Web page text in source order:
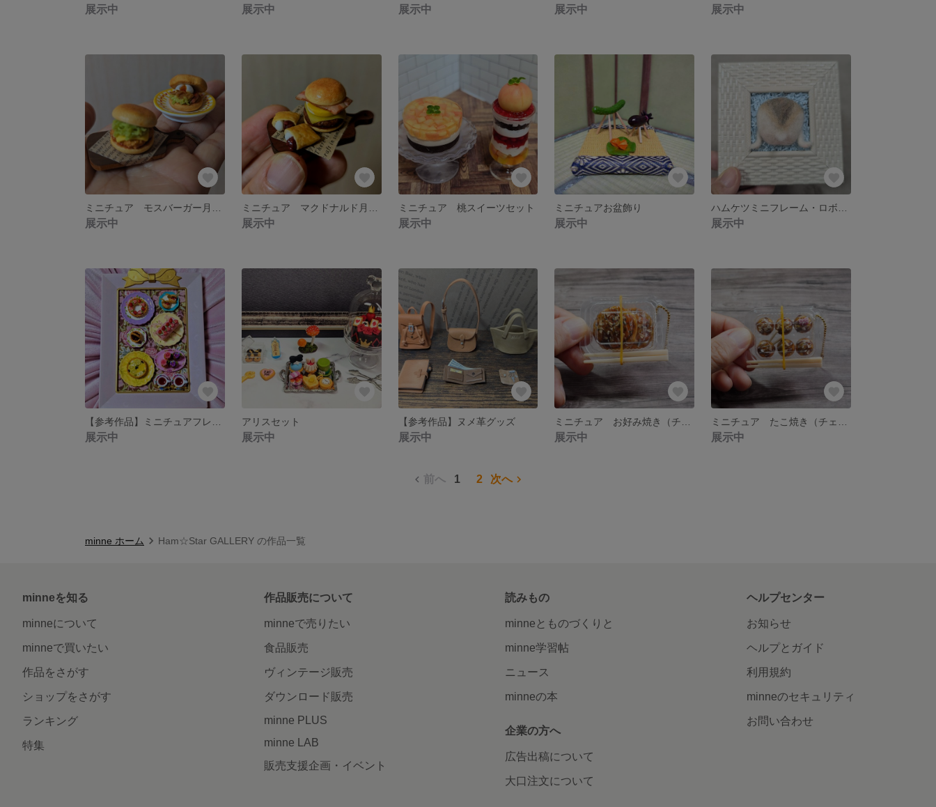
展示中 展示中 展示中 展示中 展示中
展示中 展示中
ミニチュア 桃スイーツセット
展示中
ミニチュアお盆飾り
展示中 展示中
展示中
アリスセット
展示中
【参考作品】ヌメ革グッズ
展示中 展示中 展示中
前へ 1 2 次へ
minne ホーム Ham☆Star GALLERY の作品一覧
minneを知る
minneについて
minneで買いたい
作品をさがす
ショップをさがす
ランキング
特集
作品販売について
minneで売りたい
食品販売
ヴィンテージ販売
ダウンロード販売
minne PLUS
minne LAB
販売支援企画・イベント
読みもの
minneとものづくりと
minne学習帖
ニュース
minneの本
企業の方へ
広告出稿について
大口注文について
ヘルプセンター
お知らせ
ヘルプとガイド
利用規約
minneのセキュリティ
お問い合わせ